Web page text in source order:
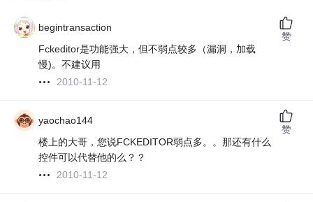
begintransaction
Fckeditor是功能强大，但不弱点较多（漏洞，加载
慢)。不建议用
2010-11-12
赞
yaochao144
楼上的大哥，您说FCKEDITOR弱点多。。那还有什么
控件可以代替他的么？？
2010-11-12
赞